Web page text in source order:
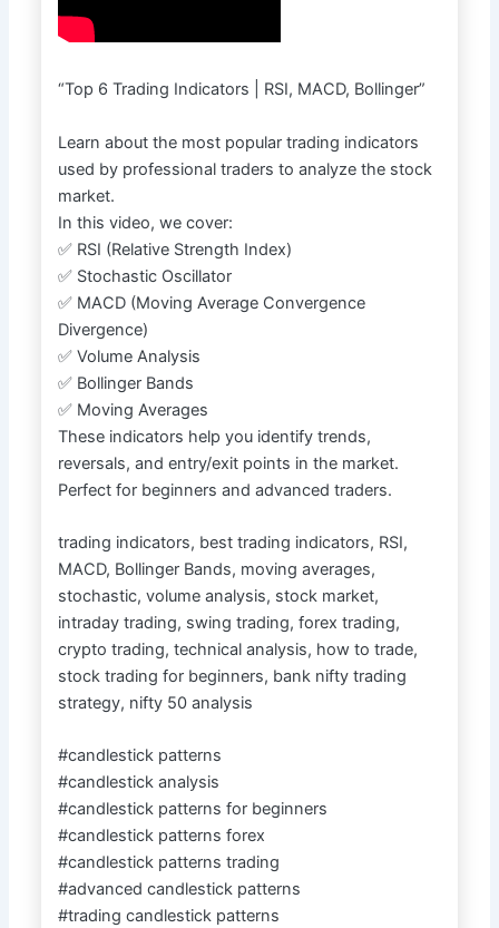
“Top 6 Trading Indicators | RSI, MACD, Bollinger”
Learn about the most popular trading indicators
used by professional traders to analyze the stock
market.
In this video, we cover:
✅ RSI (Relative Strength Index)
✅ Stochastic Oscillator
✅ MACD (Moving Average Convergence
Divergence)
✅ Volume Analysis
✅ Bollinger Bands
✅ Moving Averages
These indicators help you identify trends,
reversals, and entry/exit points in the market.
Perfect for beginners and advanced traders.
trading indicators, best trading indicators, RSI,
MACD, Bollinger Bands, moving averages,
stochastic, volume analysis, stock market,
intraday trading, swing trading, forex trading,
crypto trading, technical analysis, how to trade,
stock trading for beginners, bank nifty trading
strategy, nifty 50 analysis
#candlestick patterns
#candlestick analysis
#candlestick patterns for beginners
#candlestick patterns forex
#candlestick patterns trading
#advanced candlestick patterns
#trading candlestick patterns